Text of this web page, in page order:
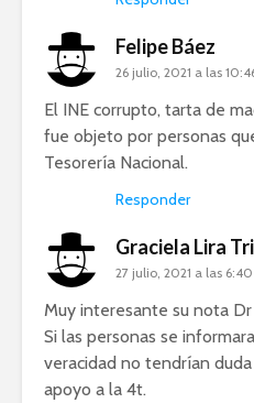
Felipe Báez
26 julio, 2021 a las
El INE corrupto, tarta de
fue objeto por personas
Tesorería Nacional.
Responder
Graciela Lira
27 julio, 2021 a las
Muy interesante su nota Dr
Si las personas se
veracidad no tendrían
apoyo a la 4t.